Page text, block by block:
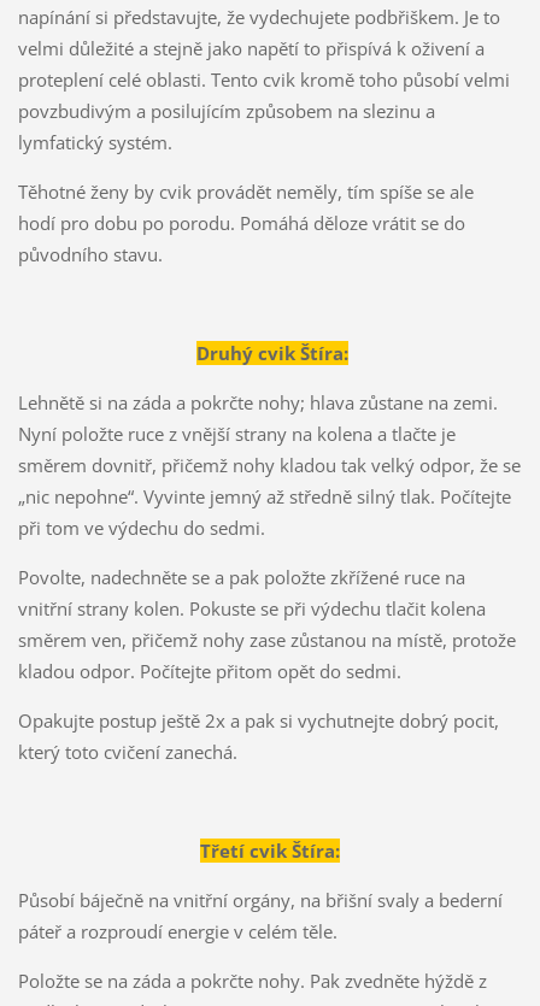
napínání si představujte, že vydechujete podbřiškem. Je to
velmi důležité a stejně jako napětí to přispívá k oživení a
proteplení celé oblasti. Tento cvik kromě toho působí velmi
povzbudivým a posilujícím způsobem na slezinu a
lymfatický systém.
Těhotné ženy by cvik provádět neměly, tím spíše se ale
hodí pro dobu po porodu. Pomáhá děloze vrátit se do
původního stavu.
Druhý cvik Štíra:
Lehnětě si na záda a pokrčte nohy; hlava zůstane na zemi.
Nyní položte ruce z vnější strany na kolena a tlačte je
směrem dovnitř, přičemž nohy kladou tak velký odpor, že se
„nic nepohne“. Vyvinte jemný až středně silný tlak. Počítejte
při tom ve výdechu do sedmi.
Povolte, nadechněte se a pak položte zkřížené ruce na
vnitřní strany kolen. Pokuste se při výdechu tlačit kolena
směrem ven, přičemž nohy zase zůstanou na místě, protože
kladou odpor. Počítejte přitom opět do sedmi.
Opakujte postup ještě 2x a pak si vychutnejte dobrý pocit,
který toto cvičení zanechá.
Třetí cvik Štíra:
Působí báječně na vnitřní orgány, na břišní svaly a bederní
páteř a rozproudí energie v celém těle.
Položte se na záda a pokrčte nohy. Pak zvedněte hýždě z